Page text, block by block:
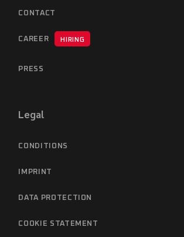
CONTACT
CAREER HIRING
PRESS
Legal
CONDITIONS
IMPRINT
DATA PROTECTION
COOKIE STATEMENT